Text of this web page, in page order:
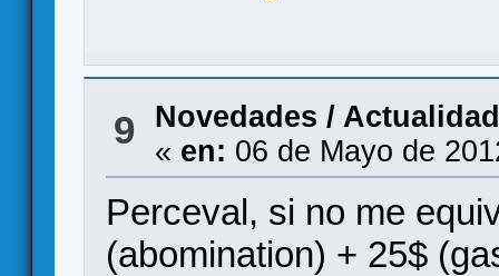
9
Novedades / Actualidad
« en: 06 de Mayo de
Perceval, si no me
(abomination) + 25$